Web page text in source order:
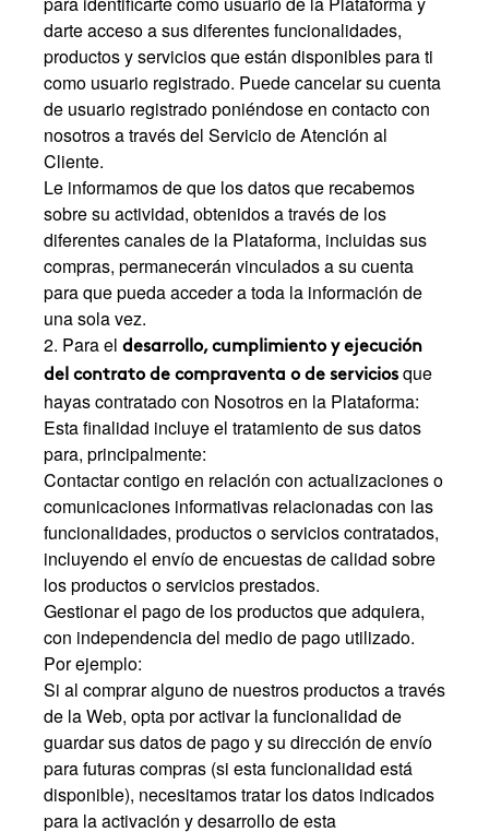
darte acceso a sus diferentes funcionalidades,
productos y servicios que están disponibles para ti
como usuario registrado. Puede cancelar su cuenta
de usuario registrado poniéndose en contacto con
nosotros a través del Servicio de Atención al
Cliente.
Le informamos de que los datos que recabemos
sobre su actividad, obtenidos a través de los
diferentes canales de la Plataforma, incluidas sus
compras, permanecerán vinculados a su cuenta
para que pueda acceder a toda la información de
una sola vez.
2. Para el desarrollo, cumplimiento y ejecución
del contrato de compraventa o de servicios que
hayas contratado con Nosotros en la Plataforma:
Esta finalidad incluye el tratamiento de sus datos
para, principalmente:
Contactar contigo en relación con actualizaciones o
comunicaciones informativas relacionadas con las
funcionalidades, productos o servicios contratados,
incluyendo el envío de encuestas de calidad sobre
los productos o servicios prestados.
Gestionar el pago de los productos que adquiera,
con independencia del medio de pago utilizado.
Por ejemplo:
Si al comprar alguno de nuestros productos a través
de la Web, opta por activar la funcionalidad de
guardar sus datos de pago y su dirección de envío
para futuras compras (si esta funcionalidad está
disponible), necesitamos tratar los datos indicados
para la activación y desarrollo de esta